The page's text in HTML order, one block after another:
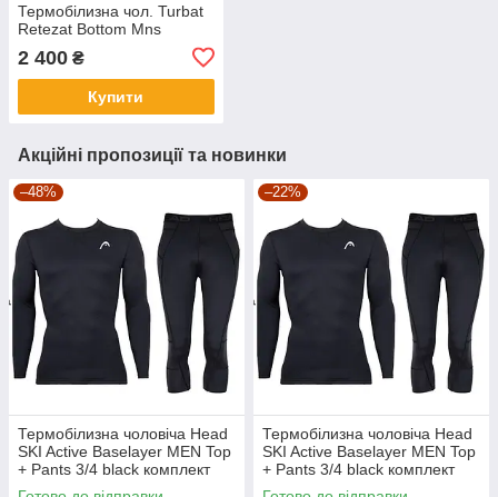
Термобілизна чол. Turbat
Retezat Bottom Mns
2 400 ₴
Купити
Акційні пропозиції та новинки
–48%
Термобілизна чоловіча Head
SKI Active Baselayer MEN Top
+ Pants 3/4 black комплект
–22%
Термобілизна чоловіча Head
SKI Active Baselayer MEN Top
+ Pants 3/4 black комплект